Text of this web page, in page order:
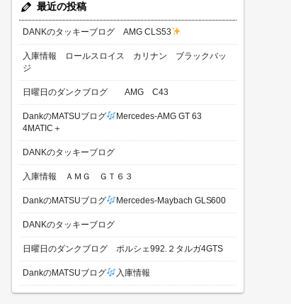
最近の投稿
DANKのタッキーブログ AMG CLS53
入庫情報 ロールスロイス カリナン ブラックバッ
ジ
日曜日のダンクブログ AMG C43
DankのMATSUブログ
Mercedes-AMG GT 63
4MATIC＋
DANKのタッキーブログ
入庫情報 ＡＭＧ ＧＴ６３
DankのMATSUブログ Mercedes-Maybach GLS600
DANKのタッキーブログ
日曜日のダンクブログ ポルシェ992.２タルガ4GTS
DankのMATSUブログ 入庫情報